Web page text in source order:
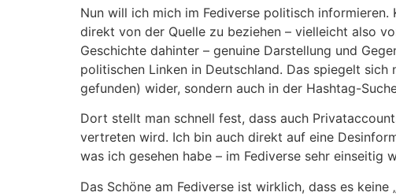
Nun will ich mich im Fediverse politisch
direkt von der Quelle zu beziehen – vielleicht also
Geschichte dahinter – genuine Darstellung und
politischen Linken in Deutschland. Das spiegelt
gefunden) wider, sondern auch in der Hashtag-
Dort stellt man schnell fest, dass auch
vertreten wird. Ich bin auch direkt auf eine
was ich gesehen habe – im Fediverse sehr einseitig
Das Schöne am Fediverse ist wirklich, dass es